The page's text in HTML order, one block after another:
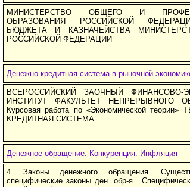
МИНИСТЕРСТВО ОБЩЕГО И
ОБРАЗОВАНИЯ РОССИЙСКОЙ
БЮДЖЕТА И КАЗНАЧЕЙСТВА
РОССИЙСКОЙ ФЕДЕРАЦИИ
Денежно-кредитная система в рыночной
ВСЕРОССИЙСКИЙ ЗАОЧНЫЙ ФИНАНСОВО-
ИНСТИТУТ ФАКУЛЬТЕТ НЕПРЕРЫВНОГО
Курсовая работа по «Экономической
КРЕДИТНАЯ СИСТЕМА
Денежное обращение. Конкуренция. Инфляция
4. Законы денежного обращения.
специфические законы ден. обр-я .